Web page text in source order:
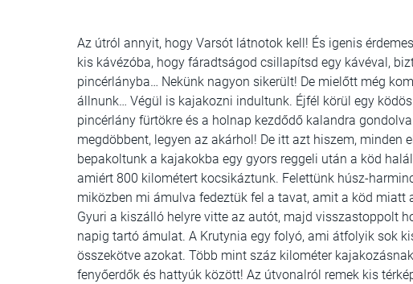
Az útról annyit, hogy Varsót látnotok kell! És igenis
kis kávézóba, hogy fáradtságod csillapítsd egy kávéval,
pincérlányba… Nekünk nagyon sikerült! De mielőtt még
állnunk… Végül is kajakozni indultunk. Éjfél körül egy
pincérlány fürtökre és a holnap kezdődő kalandra
megdöbbent, legyen az akárhol! De itt azt hiszem, minden
bepakoltunk a kajakokba egy gyors reggeli után a köd
amiért 800 kilométert kocsikáztunk. Felettünk húsz-
miközben mi ámulva fedeztük fel a tavat, amit a köd miatt
Gyuri a kiszálló helyre vitte az autót, majd visszastoppolt
napig tartó ámulat. A Krutynia egy folyó, ami átfolyik sok
összekötve azokat. Több mint száz kilométer
fenyőerdők és hattyúk között! Az útvonalról remek kis